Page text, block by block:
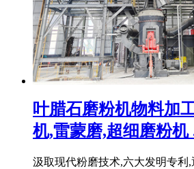
叶腊石磨粉机物料加
机,雷蒙磨,超细磨粉机
汲取现代粉磨技术,六大发明专利